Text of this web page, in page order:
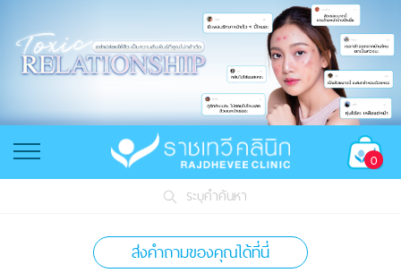
0
ระบุคำค้นหา
ส่งคำถามของคุณได้ที่นี่